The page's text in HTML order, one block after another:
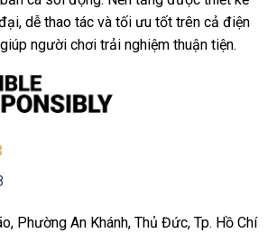
dễ thao tác và tối ưu tốt trên cả điện
người chơi trải nghiệm thuận tiện.
Phường An Khánh, Thủ Đức, Tp. Hồ Chí